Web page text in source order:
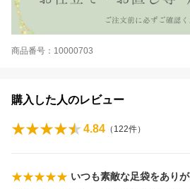
商品番号：10000703
購入した人のレビュー
4.84 （ 122件）
いつも素敵な足袋をありが